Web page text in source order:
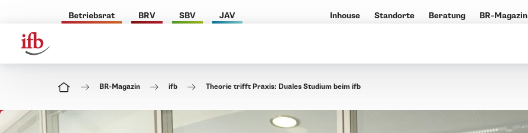
Betriebsrat BRV SBV JAV Inhouse Standorte Beratung BR-Magazin
BR-Magazin ifb Theorie trifft Praxis: Duales Studium beim ifb